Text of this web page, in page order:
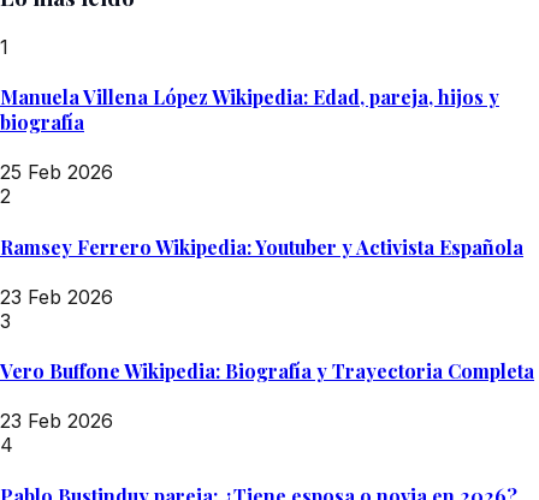
1
Manuela Villena López Wikipedia: Edad, pareja, hijos y
biografía
25 Feb 2026
2
Ramsey Ferrero Wikipedia: Youtuber y Activista Española
23 Feb 2026
3
Vero Buffone Wikipedia: Biografía y Trayectoria Completa
23 Feb 2026
4